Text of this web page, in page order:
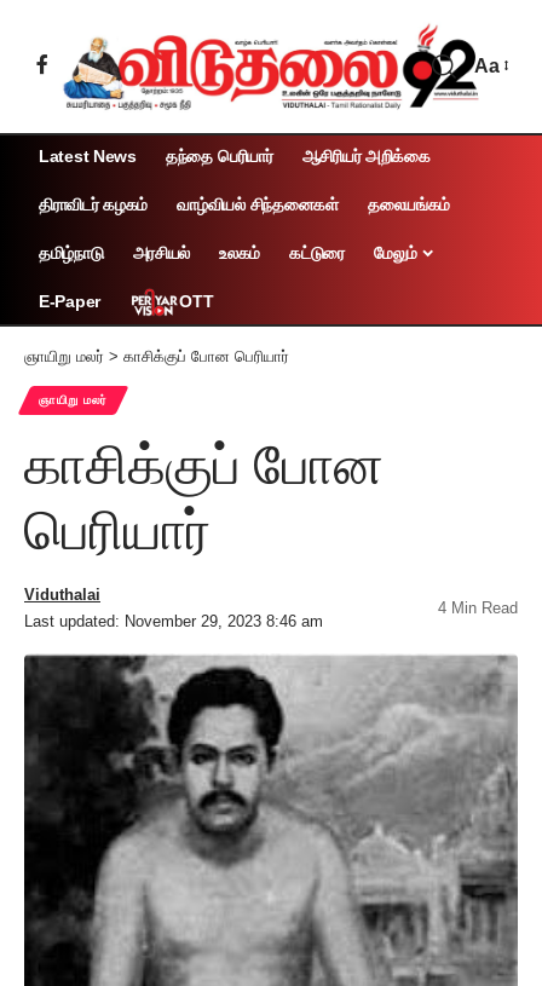
Aa
Latest News தந்தை பெரியார் ஆசிரியர் அறிக்கை
திராவிடர் கழகம் வாழ்வியல் சிந்தனைகள் தலையங்கம்
தமிழ்நாடு அரசியல் உலகம் கட்டுரை மேலும்
E-Paper OTT
ஞாயிறு மலர் > காசிக்குப் போன பெரியார்
ஞாயிறு மலர்
காசிக்குப் போன
பெரியார்
Last updated: November 29, 2023 8:46 am
Viduthalai
4 Min Read